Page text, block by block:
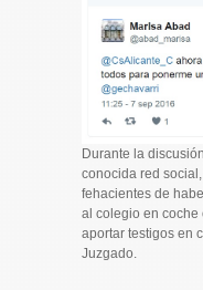
Durante la
conocida red
fehacientes de
al colegio en coche
aportar testigos en
Juzgado.